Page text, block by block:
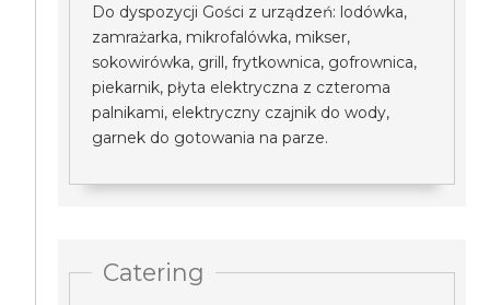
Do dyspozycji Gości z urządzeń: lodówka,
zamrażarka, mikrofalówka, mikser,
sokowirówka, grill, frytkownica, gofrownica,
piekarnik, płyta elektryczna z czteroma
palnikami, elektryczny czajnik do wody,
garnek do gotowania na parze.
Catering